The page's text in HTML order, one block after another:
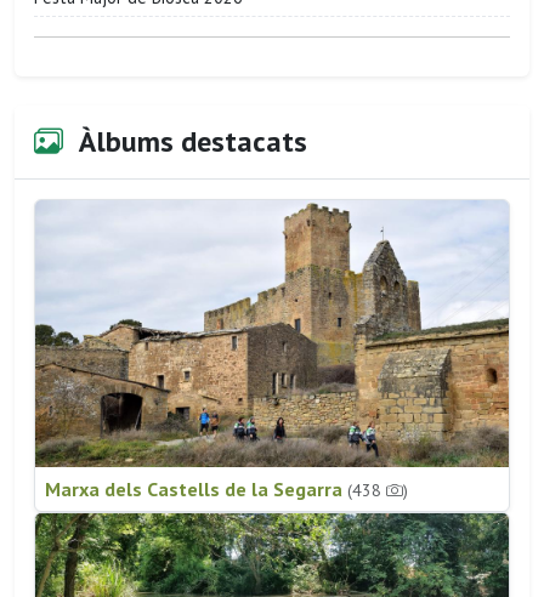
Àlbums destacats
Marxa dels Castells de la Segarra (438 )